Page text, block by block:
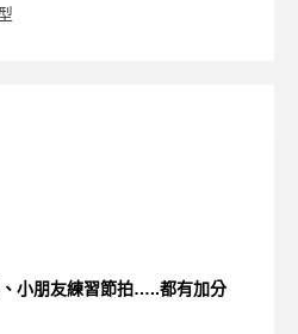
小朋友練習節拍…..都有加分